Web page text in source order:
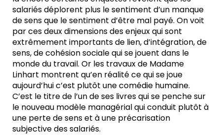
salariés déplorent plus le sentiment d’un manque
de sens que le sentiment d’être mal payé. On voit
par ces deux dimensions des enjeux qui sont
extrêmement importants de lien, d’intégration, de
sens, de cohésion sociale qui se jouent dans le
monde du travail. Or les travaux de Madame
Linhart montrent qu’en réalité ce qui se joue
aujourd’hui c’est plutôt une comédie humaine.
C’est le titre de l’un de ses livres qui se penche sur
le nouveau modèle managérial qui conduit plutôt à
une perte de sens et à une précarisation
subjective des salariés.